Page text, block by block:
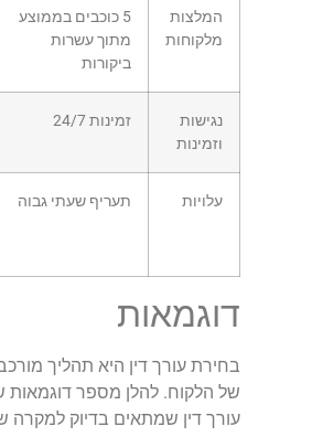
המלצות
מלקוחות
5 כוכבים בממוצע
מתוך עשרות
ביקורות
נגישות
וזמינות
זמינות 24/7
עלויות תעריף שעתי גבוה
דוגמאות
בחירת עורך דין היא תהליך
של הלקוח. להלן מספר דוגמאות
עורך דין שמתאים בדיוק למקרה